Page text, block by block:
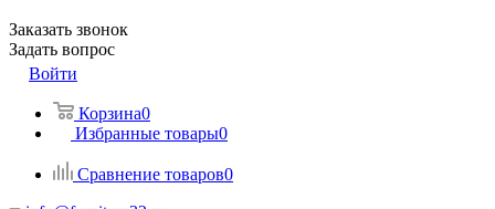
Заказать звонок
Задать вопрос
Войти
Корзина0
Избранные товары0
Сравнение товаров0